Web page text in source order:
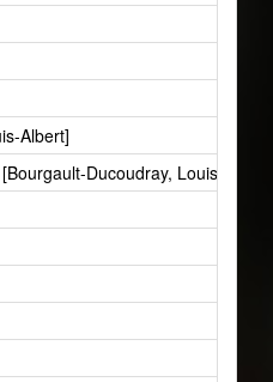
Albert]
Ducoudray, Louis-Albert]